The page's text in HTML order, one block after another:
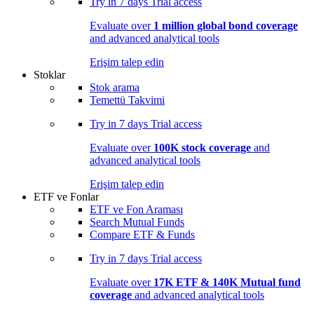
Evaluate over 1 million global bond coverage
and advanced analytical tools
Erişim talep edin
Stoklar
Stok arama
Temettü Takvimi
Try in 7 days Trial access
Evaluate over 100K stock coverage and
advanced analytical tools
Erişim talep edin
ETF ve Fonlar
ETF ve Fon Araması
Search Mutual Funds
Compare ETF & Funds
Try in 7 days Trial access
Evaluate over 17K ETF & 140K Mutual fund
coverage and advanced analytical tools